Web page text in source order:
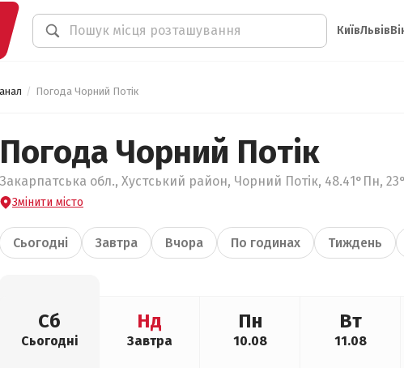
КиївЛьвів
Погода Чорний Потік
Погода Чорний Потік
Закарпатська обл., Хустський район, Чорний Потік, 48.41°Пн,
Змінити місто
Сьогодні Завтра Вчора По годинах Тиждень
Сб
Сьогодні
Нд
Завтра
Пн
10.08
Вт
11.08